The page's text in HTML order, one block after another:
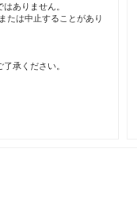
ありません。
たは中止することがあり
承ください。